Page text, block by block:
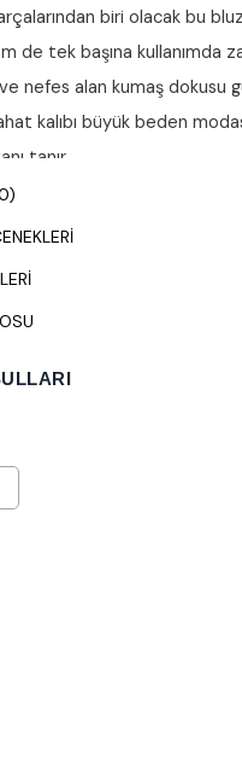
biri olacak bu
de tek başına kullanımda
nefes alan kumaş dokusu
kalıbı büyük beden
tanır.
ve Teknik Özellikler
Kol:
boyun hattını daha
yapısı ile ferah bir
Vücut hatlarını nazikçe
uyumlu ideal uzunluk.